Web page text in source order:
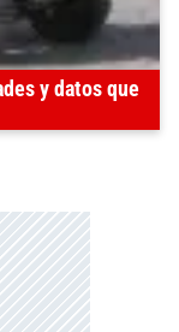
y datos que